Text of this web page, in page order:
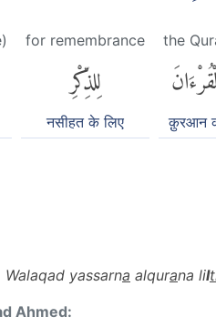
the
क़ुरआन
for remembrance
لِلذِّكْرِ
नसीहत के लिए
Walaqad yassarna alqurana lil
Ahmed: